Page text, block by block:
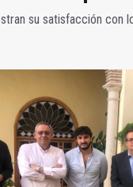
su satisfacción con